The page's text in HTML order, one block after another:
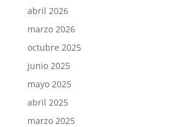
abril 2026
marzo 2026
octubre 2025
junio 2025
mayo 2025
abril 2025
marzo 2025